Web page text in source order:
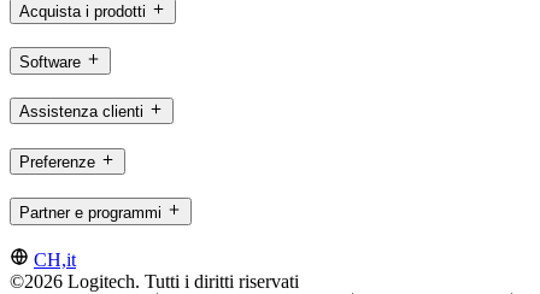
Acquista i prodotti
Software
Assistenza clienti
Preferenze
Partner e programmi
CH,it
©2026 Logitech. Tutti i diritti riservati